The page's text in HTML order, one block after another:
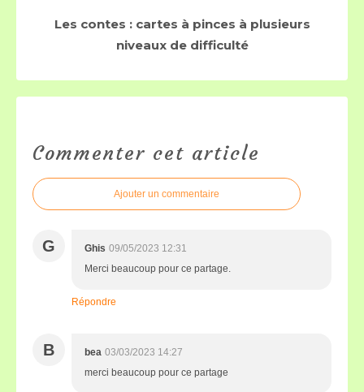
Les contes : cartes à pinces à plusieurs
niveaux de difficulté
Commenter cet article
Ajouter un commentaire
G Ghis 09/05/2023 12:31
Merci beaucoup pour ce partage.
Répondre
B bea 03/03/2023 14:27
merci beaucoup pour ce partage